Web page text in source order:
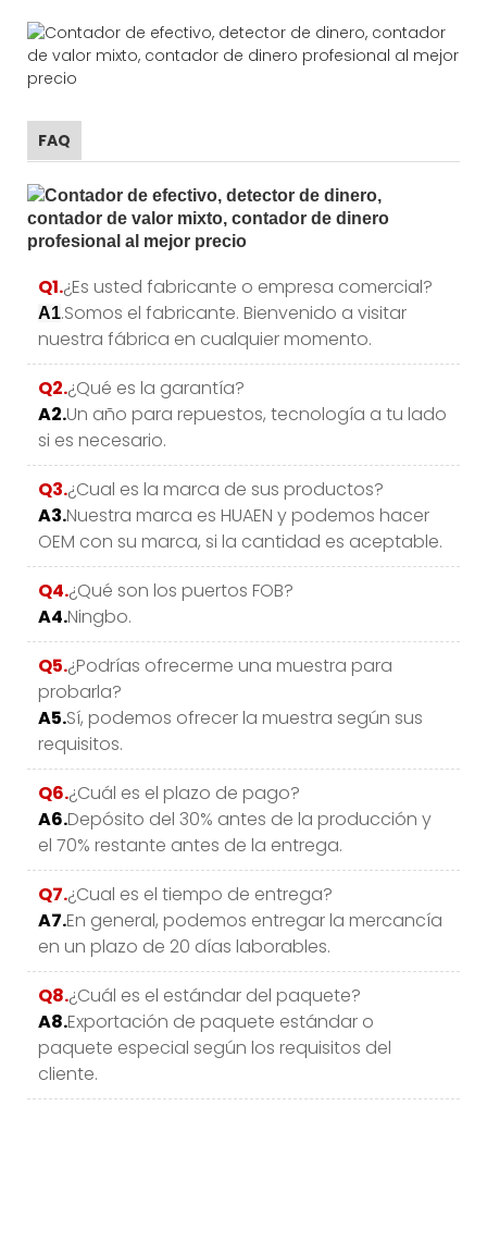
FAQ
Q1.¿Es usted fabricante o empresa comercial?
A1.Somos el fabricante. Bienvenido a visitar
nuestra fábrica en cualquier momento.
Q2.¿Qué es la garantía?
A2.Un año para repuestos, tecnología a tu lado
si es necesario.
Q3.¿Cual es la marca de sus productos?
A3.Nuestra marca es HUAEN y podemos hacer
OEM con su marca, si la cantidad es aceptable.
Q4.¿Qué son los puertos FOB?
A4.Ningbo.
Q5.¿Podrías ofrecerme una muestra para
probarla?
A5.Sí, podemos ofrecer la muestra según sus
requisitos.
Q6.¿Cuál es el plazo de pago?
A6.Depósito del 30% antes de la producción y
el 70% restante antes de la entrega.
Q7.¿Cual es el tiempo de entrega?
A7.En general, podemos entregar la mercancía
en un plazo de 20 días laborables.
Q8.¿Cuál es el estándar del paquete?
A8.Exportación de paquete estándar o
paquete especial según los requisitos del
cliente.